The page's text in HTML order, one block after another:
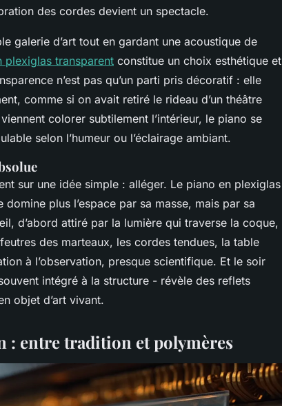
des cordes devient un spectacle.
galerie d’art tout en gardant une acoustique de
plexiglas transparent constitue un choix esthétique et
n’est pas qu’un parti pris décoratif : elle
comme si on avait retiré le rideau d’un théâtre
colorer subtilement l’intérieur, le piano se
selon l’humeur ou l’éclairage ambiant.
sur une idée simple : alléger. Le piano en plexiglas
plus l’espace par sa masse, mais par sa
d’abord attiré par la lumière qui traverse la coque,
des marteaux, les cordes tendues, la table
à l’observation, presque scientifique. Et le soir
intégré à la structure - révèle des reflets
objet d’art vivant.
: entre tradition et polymères